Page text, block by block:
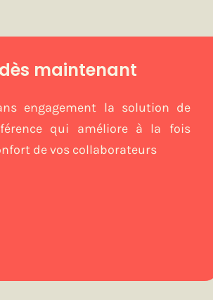
maintenant
engagement la solution de
qui améliore à la fois
de vos collaborateurs